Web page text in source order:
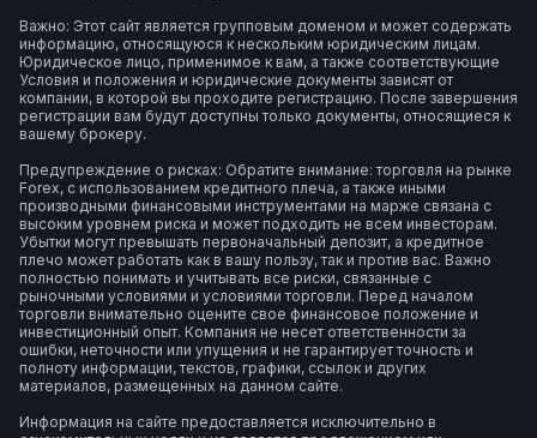
Важно: Этот сайт является групповым доменом и может содержать
информацию, относящуюся к нескольким юридическим лицам.
Юридическое лицо, применимое к вам, а также соответствующие
Условия и положения и юридические документы зависят от
компании, в которой вы проходите регистрацию. После завершения
регистрации вам будут доступны только документы, относящиеся к
вашему брокеру.
Предупреждение о рисках: Обратите внимание: торговля на рынке
Forex, с использованием кредитного плеча, а также иными
производными финансовыми инструментами на марже связана с
высоким уровнем риска и может подходить не всем инвесторам.
Убытки могут превышать первоначальный депозит, а кредитное
плечо может работать как в вашу пользу, так и против вас. Важно
полностью понимать и учитывать все риски, связанные с
рыночными условиями и условиями торговли. Перед началом
торговли внимательно оцените свое финансовое положение и
инвестиционный опыт. Компания не несет ответственности за
ошибки, неточности или упущения и не гарантирует точность и
полноту информации, текстов, графики, ссылок и других
материалов, размещенных на данном сайте.
Информация на сайте предоставляется исключительно в